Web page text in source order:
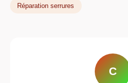
Réparation serrures
C